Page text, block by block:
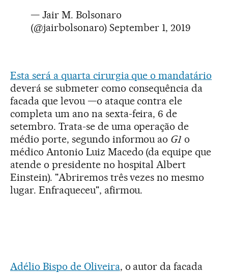
— Jair M. Bolsonaro
(@jairbolsonaro) September 1, 2019
Esta será a quarta cirurgia que o mandatário
deverá se submeter como consequência da
facada que levou —o ataque contra ele
completa um ano na sexta-feira, 6 de
setembro. Trata-se de uma operação de
médio porte, segundo informou ao G1 o
médico Antonio Luiz Macedo (da equipe que
atende o presidente no hospital Albert
Einstein). "Abriremos três vezes no mesmo
lugar. Enfraqueceu", afirmou.
Adélio Bispo de Oliveira, o autor da facada